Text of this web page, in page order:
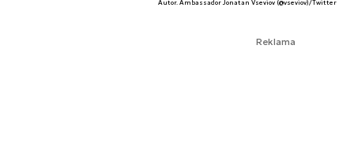
Autor. Ambassador Jonatan Vseviov (@vseviov)/Twitter
Reklama